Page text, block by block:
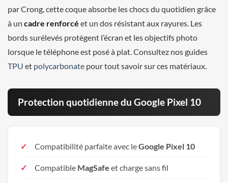
par Crong, cette coque absorbe les chocs du quotidien grâce
à un cadre renforcé et un dos résistant aux rayures. Les
bords surélevés protègent l’écran et les objectifs photo
lorsque le téléphone est posé à plat. Consultez nos guides
TPU et polycarbonate pour tout savoir sur ces matériaux.
Protection quotidienne du Google Pixel 10
Compatibilité parfaite avec leGoogle Pixel 10
Compatible MagSafe et charge sans fil